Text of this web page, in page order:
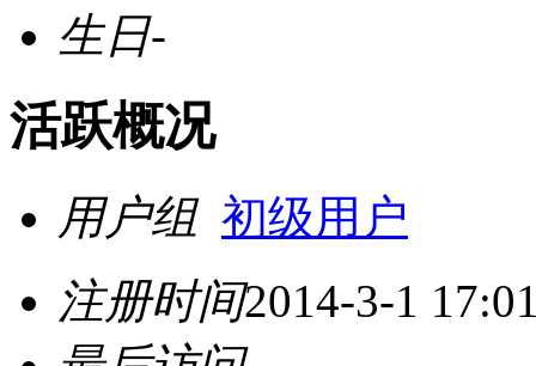
生日-
活跃概况
用户组 初级用户
注册时间2014-3-1